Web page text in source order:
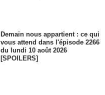
Demain nous appartient : ce qui
vous attend dans l'épisode 2266
du lundi 10 août 2026
[SPOILERS]